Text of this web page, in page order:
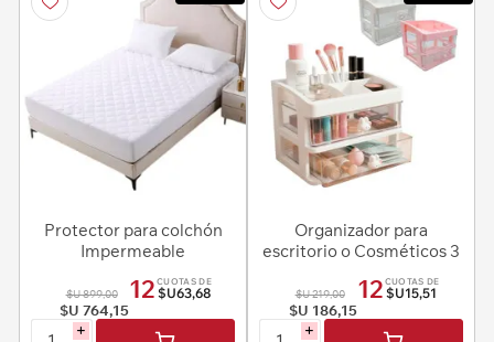
Protector para colchón
Impermeable
$U 899,00
$U 764,15
12 CUOTAS DE
$U63,68
i
Organizador para
escritorio o Cosméticos 3
$U 219,00
$U 186,15
12 CUOTAS DE
$U15,51
i